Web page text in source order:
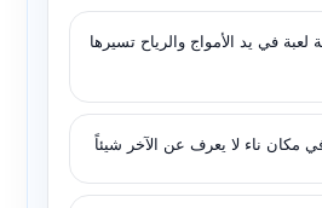
في يد الأمواج والرياح تسيرها
مكان ناء لا يعرف عن الآخر شيئاً